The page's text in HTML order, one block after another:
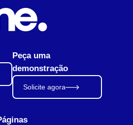
Peça uma
demonstração
Solicite agora